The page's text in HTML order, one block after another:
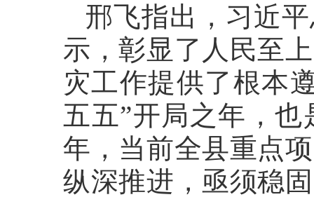
邢飞指出，习近
示，彰显了人民至
灾工作提供了根本
五五”开局之年，
年，当前全县重点
纵深推进，亟须稳